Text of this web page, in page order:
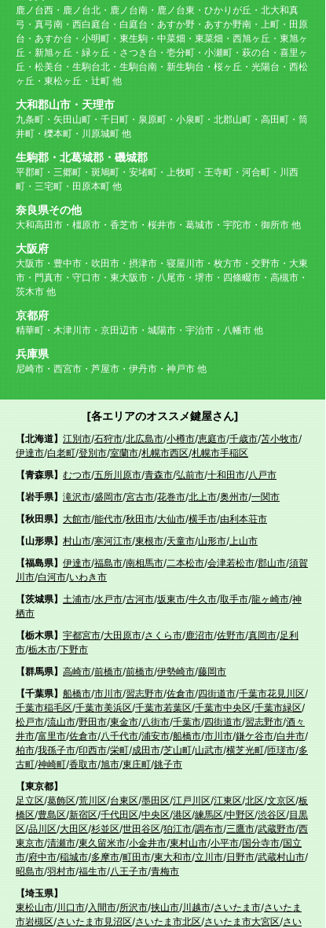
鹿ノ台西・鹿ノ台北・鹿ノ台南・鹿ノ台東・ひかりが丘・北大和真
弓・真弓南・西白庭台・白庭台・あすか野・あすか野南・上町・田原
台・あすか台・小明町・東生駒・中菜畑・東菜畑・西旭ヶ丘・東旭ヶ
丘・新旭ヶ丘・緑ヶ丘・さつき台・壱分町・小瀬町・萩の台・喜里ヶ
丘・松美台・生駒台北・生駒台南・新生駒台・桜ヶ丘・光陽台・西松
ヶ丘・東松ヶ丘・辻町 他
大和郡山市・天理市
九条町・矢田山町・千日町・泉原町・小泉町・北郡山町・高田町・筒
井町・櫟本町・川原城町 他
生駒郡・北葛城郡・磯城郡
平郡町・三郷町・斑鳩町・安堵町・上牧町・王寺町・河合町・川西
町・三宅町・田原本町 他
奈良県その他
大和高田市・橿原市・香芝市・桜井市・葛城市・宇陀市・御所市 他
大阪府
大阪市・豊中市・吹田市・摂津市・寝屋川市・枚方市・交野市・大東
市・門真市・守口市・東大阪市・八尾市・堺市・四條畷市・高槻市・
茨木市 他
京都府
精華町・木津川市・京田辺市・城陽市・宇治市・八幡市 他
兵庫県
尼崎市・西宮市・芦屋市・伊丹市・神戸市 他
[各エリアのオススメ鍵屋さん]
【北海道】 江別市/石狩市/北広島市/小樽市/恵庭市/千歳市/苫小牧市/
伊達市/白老町/登別市/室蘭市/札幌市西区/札幌市手稲区
【青森県】 むつ市/五所川原市/青森市/弘前市/十和田市/八戸市
【岩手県】 滝沢市/盛岡市/宮古市/花巻市/北上市/奥州市/一関市
【秋田県】 大館市/能代市/秋田市/大仙市/横手市/由利本荘市
【山形県】 村山市/寒河江市/東根市/天童市/山形市/ 上山市
【福島県】 伊達市/福島市/南相馬市/二本松市/会津若松市/郡山市/須賀
川市/白河市/いわき市
【茨城県】 土浦市/水戸市/古河市/坂東市/牛久市/取手市/龍ヶ崎市/神
栖市
【栃木県】 宇都宮市/大田原市/さくら市/鹿沼市/佐野市/真岡市/足利
市/栃木市/下野市
【群馬県】 高崎市/前橋市/前橋市/伊勢崎市/藤岡市
【千葉県】 船橋市/市川市/習志野市/佐倉市/四街道市/千葉市花見川区/
千葉市稲毛区/千葉市美浜区/千葉市若葉区/千葉市中央区/千葉市緑区/
松戸市/流山市/野田市/東金市/八街市/千葉市/四街道市/習志野市/酒々
井市/富里市/佐倉市/八千代市/浦安市/船橋市/市川市/鎌ケ谷市/白井市/
柏市/我孫子市/印西市/栄町/成田市/芝山町/山武市/横芝光町/匝瑳市/多
古町/神崎町/香取市/旭市/東庄町/銚子市
【東京都】
足立区/葛飾区/荒川区/台東区/墨田区/江戸川区/江東区/北区/文京区/板
橋区/豊島区/新宿区/千代田区/中央区/港区/練馬区/中野区/渋谷区/目黒
区/品川区/大田区/杉並区/世田谷区/狛江市/調布市/三鷹市/武蔵野市/西
東京市/清瀬市/東久留米市/小金井市/東村山市/小平市/国分寺市/国立
市/府中市/稲城市/多摩市/町田市/東大和市/立川市/日野市/武蔵村山市/
昭島市/羽村市/福生市/八王子市/青梅市
【埼玉県】
東松山市/川口市/ 入間市/所沢市/挟山市/川越市/さいたま市/さいたま
市岩槻区/さいたま市見沼区/さいたま市北区/さいたま市大宮区/さい